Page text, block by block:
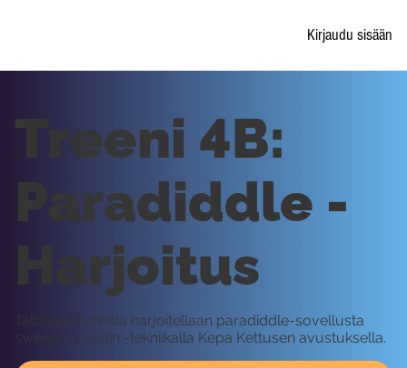
Kirjaudu sisään
Treeni 4B:
Paradiddle -
Harjoitus
Tällä oppitunnilla harjoitellaan paradiddle-sovellusta
sweep ulospäin -tekniikalla Kepa Kettusen avustuksella.